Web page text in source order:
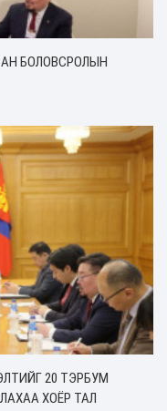
БОЛОВСРОЛЫН
20 ТЭРБУМ
ХОЁР ТАЛ